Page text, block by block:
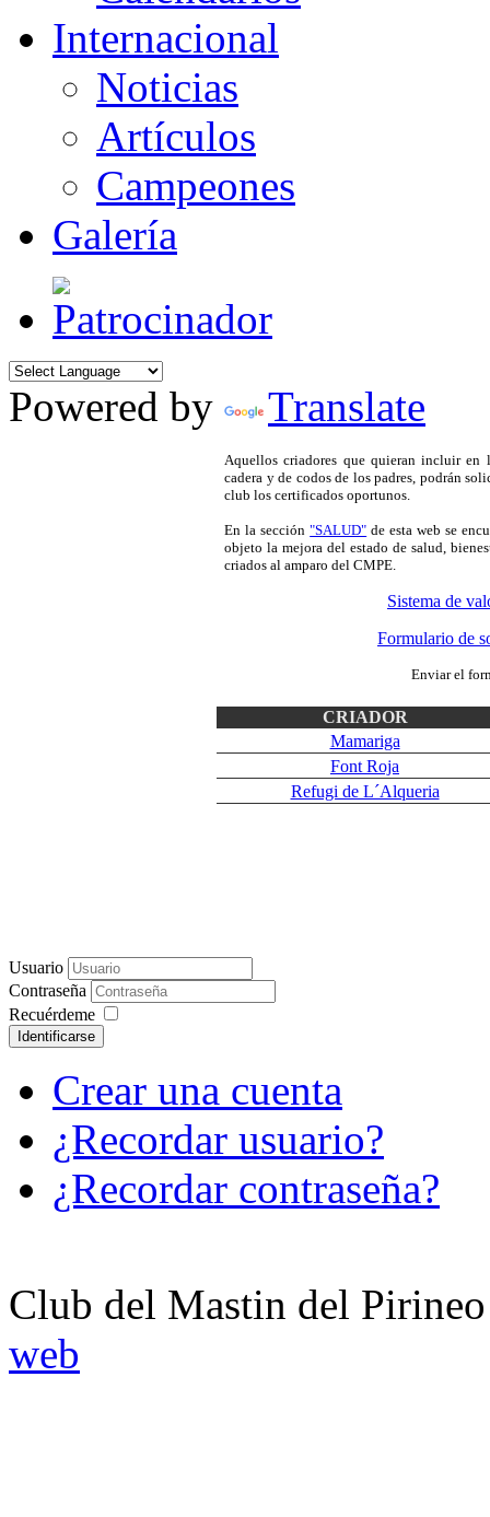
Internacional
Noticias
Artículos
Campeones
Galería
Powered by Translate
Aquellos criadores que quieran incluir en
cadera y de codos de los padres, podrán
club los certificados oportunos.
En la sección"SALUD" de esta web se
objeto la mejora del estado de salud,
criados al amparo del CMPE.
Sistema de
Formulario de
Enviar el
CRIADOR
Mamariga
Font Roja
Refugi de L´Alqueria
Usuario
Contraseña
Recuérdeme
Identificarse
Crear una cuenta
¿Recordar usuario?
¿Recordar contraseña?
Club del Mastin del
web